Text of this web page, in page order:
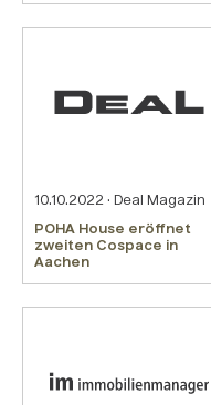
10.10.2022 · Deal Magazin
POHA House eröffnet
zweiten Cospace in
Aachen